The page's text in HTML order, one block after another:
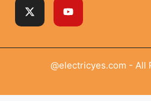
@electricyes.com - All